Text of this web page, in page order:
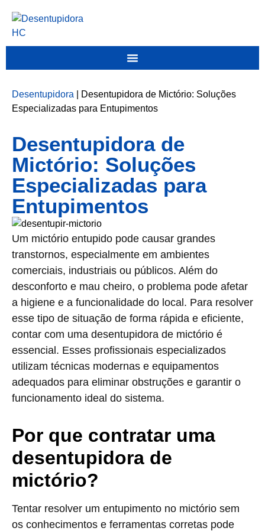
Desentupidora
Desentupidora de Mictório: Soluções
Especializadas para Entupimentos
Desentupidora de
Mictório: Soluções
Especializadas para
Entupimentos
Um mictório entupido pode causar grandes
transtornos, especialmente em ambientes
comerciais, industriais ou públicos. Além do
desconforto e mau cheiro, o problema pode afetar
a higiene e a funcionalidade do local. Para resolver
esse tipo de situação de forma rápida e eficiente,
contar com uma desentupidora de mictório é
essencial. Esses profissionais especializados
utilizam técnicas modernas e equipamentos
adequados para eliminar obstruções e garantir o
funcionamento ideal do sistema.
Por que contratar uma
desentupidora de
mictório?
Tentar resolver um entupimento no mictório sem
os conhecimentos e ferramentas corretas pode